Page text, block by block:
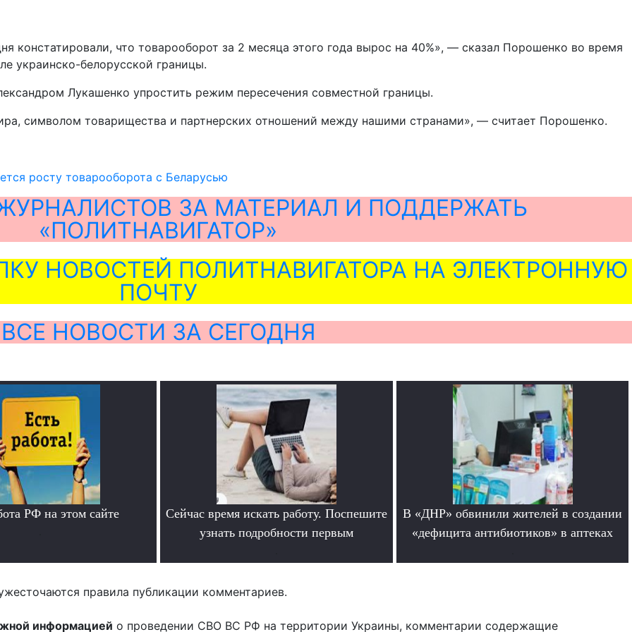
что товарооборот за 2 месяца этого года вырос на 40%», — сказал Порошенко во время
украинско-белорусской границы.
Лукашенко упростить режим пересечения совместной границы.
символом товарищества и партнерских отношений между нашими странами», — считает Порошенко.
росту товарооборота с Беларусью
ЗА МАТЕРИАЛ И ПОДДЕРЖАТЬ
«ПОЛИТНАВИГАТОР»
НОВОСТЕЙ ПОЛИТНАВИГАТОРА НА ЭЛЕКТРОННУЮ
ПОЧТУ
ВСЕ НОВОСТИ ЗА СЕГОДНЯ
РФ на этом сайте
Сейчас время искать работу. Поспешите
узнать подробности первым
В «ДНР» обвинили жителей в создании
«дефицита антибиотиков» в аптеках
правила публикации комментариев.
информацией о проведении СВО ВС РФ на территории Украины, комментарии содержащие